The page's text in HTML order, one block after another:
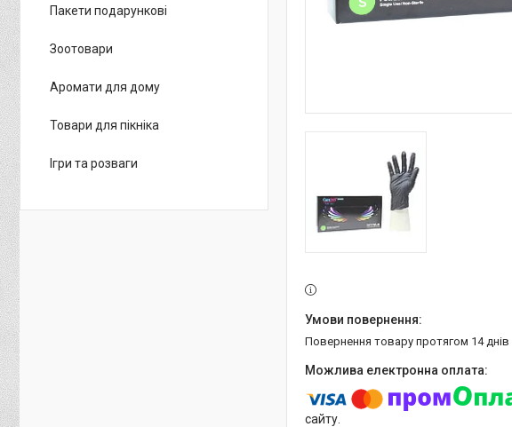
повернення товару протягом 14 днів
сайту.
Пакети подарункові
Зоотовари
Аромати для дому
Товари для пікніка
Ігри та розваги